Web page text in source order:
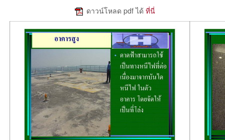
ดาวน์โหลด pdf ได้ ที่นี่